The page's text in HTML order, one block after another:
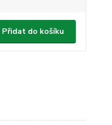
Přidat do košíku